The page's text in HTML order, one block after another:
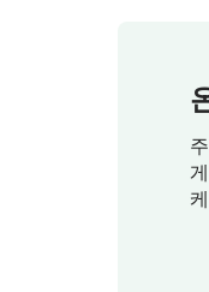
고까지
시하는
―＜말